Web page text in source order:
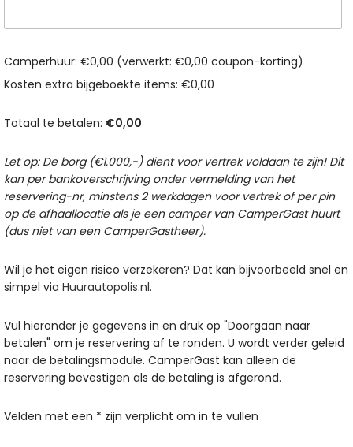
Camperhuur: €0,00 (verwerkt: €0,00 coupon-korting)
Kosten extra bijgeboekte items: €0,00
Totaal te betalen: €0,00
Let op: De borg (€1.000,-) dient voor vertrek voldaan te zijn! Dit
kan per bankoverschrijving onder vermelding van het
reservering-nr, minstens 2 werkdagen voor vertrek of per pin
op de afhaallocatie als je een camper van CamperGast huurt
(dus niet van een CamperGastheer).
Wil je het eigen risico verzekeren? Dat kan bijvoorbeeld snel en
simpel via Huurautopolis.nl.
Vul hieronder je gegevens in en druk op "Doorgaan naar
betalen" om je reservering af te ronden. U wordt verder geleid
naar de betalingsmodule. CamperGast kan alleen de
reservering bevestigen als de betaling is afgerond.
Velden met een * zijn verplicht om in te vullen